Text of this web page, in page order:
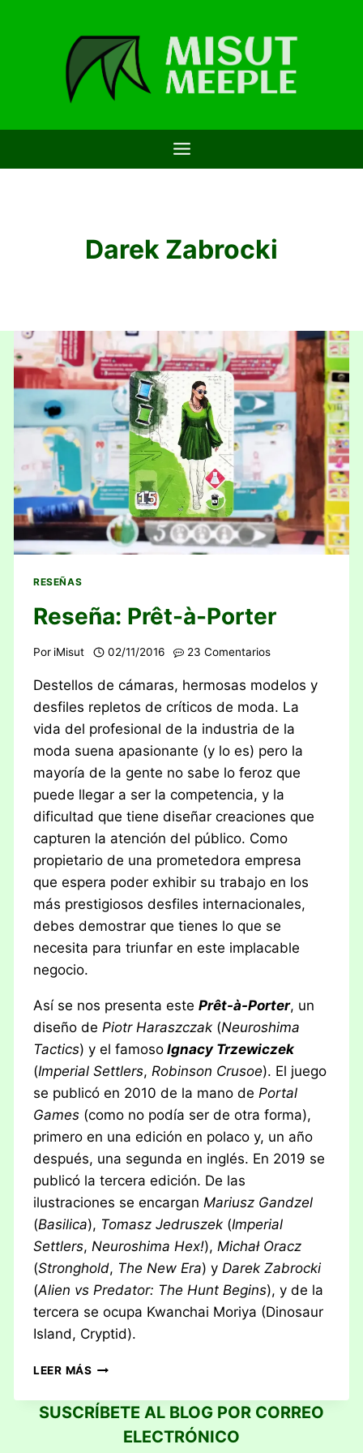
Darek Zabrocki
RESEÑAS
Reseña: Prêt-à-Porter
Por iMisut 02/11/2016 23 Comentarios
Destellos de cámaras, hermosas modelos y
desfiles repletos de críticos de moda. La
vida del profesional de la industria de la
moda suena apasionante (y lo es) pero la
mayoría de la gente no sabe lo feroz que
puede llegar a ser la competencia, y la
dificultad que tiene diseñar creaciones que
capturen la atención del público. Como
propietario de una prometedora empresa
que espera poder exhibir su trabajo en los
más prestigiosos desfiles internacionales,
debes demostrar que tienes lo que se
necesita para triunfar en este implacable
negocio.
Así se nos presenta estePrêt-à-Porter, un
diseño dePiotr Haraszczak (Neuroshima
Tactics) y el famoso Ignacy Trzewiczek
(Imperial Settlers,Robinson Crusoe). El juego
se publicó en 2010 de la mano dePortal
Games (como no podía ser de otra forma),
primero en una edición en polaco y, un año
después, una segunda en inglés. En 2019 se
publicó la tercera edición. De las
ilustraciones se encargan Mariusz Gandzel
(Basilica), Tomasz Jedruszek (Imperial
Settlers,Neuroshima Hex!),Michał Oracz
(Stronghold, The New Era) yDarek Zabrocki
(Alien vs Predator: The Hunt Begins), y de la
tercera se ocupa Kwanchai Moriya (Dinosaur
Island, Cryptid).
LEER MÁS RESEÑA:
À-
PORTER
SUSCRÍBETE AL BLOG POR CORREO
ELECTRÓNICO